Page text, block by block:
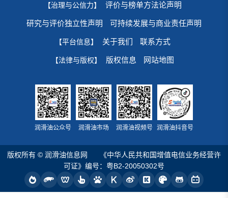
【治理与公信力】 评价与榜单方法论声明
研究与评价独立性声明 可持续发展与商业责任声明
【平台信息】 关于我们 联系方式
【法律与版权】 版权信息 网站地图
润滑油公众号 润滑油市场 润滑油视频号 润滑油抖音号
版权所有 © 润滑油信息网
《中华人民共和国增值电信业务经营许
可证》编号：粤B2-20050302号